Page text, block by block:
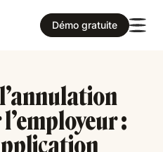
Démo gratuite
: